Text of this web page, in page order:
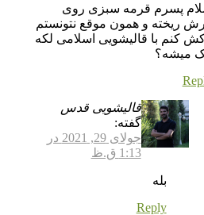
پسرم قرمه سبزی روی
ریخته و همون موقع نتونستم
کنم با قالیشویی اسلامی لکه
میشه؟
قالیشویی قدس
گفته:
جولای 29, 2021 در
1:13 ق.ظ
بله
Reply